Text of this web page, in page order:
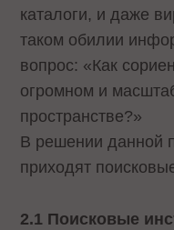
каталоги, и даже
таком обилии
вопрос: «Как
огромном и
пространстве?»
В решении данной
приходят
2.1 Поисковые